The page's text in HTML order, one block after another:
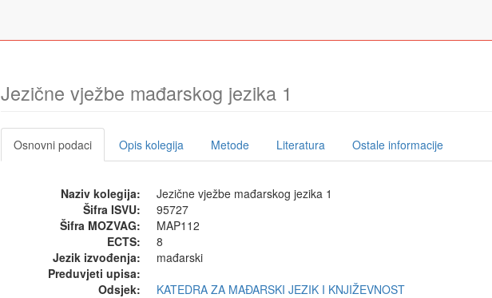
Jezične vježbe mađarskog jezika 1
Osnovni podaci Opis kolegija Metode Literatura Ostale informacije
Naziv kolegija:
Jezične vježbe mađarskog jezika 1
Šifra ISVU:
95727
Šifra MOZVAG:
MAP112
ECTS:
8
Jezik izvođenja:
mađarski
Preduvjeti upisa:
Odsjek:
KATEDRA ZA MAĐARSKI JEZIK I KNJIŽEVNOST